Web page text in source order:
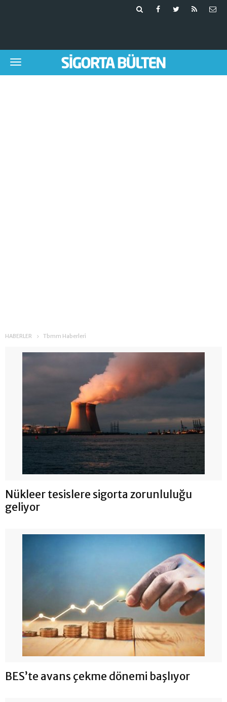
HABERLER Tbmm Haberleri
Nükleer tesislere sigorta zorunluluğu
geliyor
BES’te avans çekme dönemi başlıyor